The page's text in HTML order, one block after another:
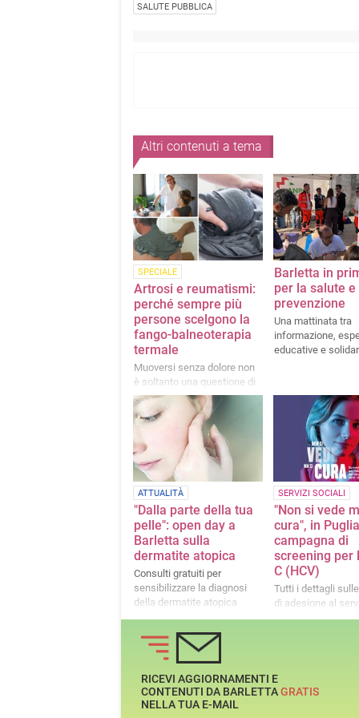
SALUTE PUBBLICA
Altri contenuti a tema
SPECIALE
Artrosi e reumatismi:
perché sempre più
persone scelgono la
fango-balneoterapia
termale
Muoversi senza dolore non
è soltanto una questione di
salute, ma anche di libertà e
qualità della vita
Barletta in
per la salute e
prevenzione
Una mattinata tra
informazione,
educative e
ATTUALITÀ
"Dalla parte della tua
pelle": open day a
Barletta sulla
dermatite atopica
Consulti gratuiti per
sensibilizzare la diagnosi
della dermatite atopica
SERVIZI SOCIALI
"Non si vede
cura", in
campagna di
screening per
C (HCV)
Tutti i dettagli
di adesione al
RICEVI AGGIORNAMENTI E
CONTENUTI DA BARLETTAGRATIS
NELLA TUA E-MAIL